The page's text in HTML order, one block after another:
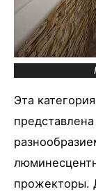
Эта
прожекторы.